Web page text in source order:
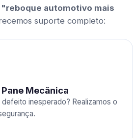
"reboque automotivo mais
suporte completo:
Mecânica
inesperado? Realizamos o